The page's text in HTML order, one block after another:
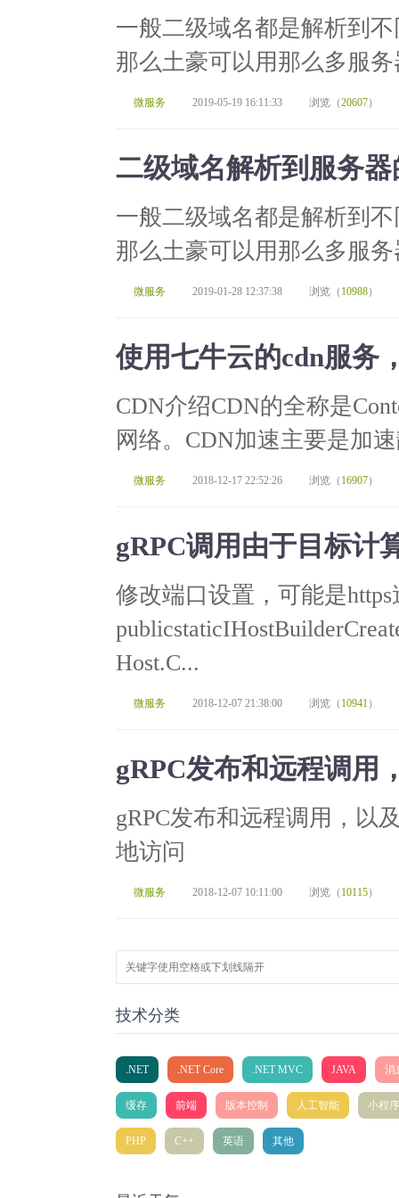
一般二级域名都是解析到
那么土豪可以用那么多服
微服务 2019-05-19 16:11:33 浏览（20607）
二级域名解析到服务
一般二级域名都是解析到
那么土豪可以用那么多服
微服务 2019-01-28 12:37:38 浏览（ 10988）
使用七牛云的cdn服务
CDN介绍CDN的全称是
网络。CDN加速主要是加
微服务 2018-12-17 22:52:26 浏览（ 16907）
gRPC调用由于目标计
修改端口设置，可能是
Host.C...
微服务 2018-12-07 21:38:00 浏览（ 10941）
gRPC发布和远程调用
gRPC发布和远程调用，以
地访问
微服务 2018-12-07 10:11:00 浏览（ 10115）
技术分类
.NET .NET Core .NET MVC JAVA 消
缓存 前端 版本控制 人工智能 小程序
PHP C++ 英语 其他